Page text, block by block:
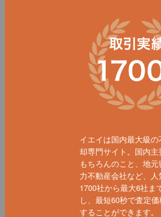
イエイは国内最大級の
却専門サイト。国内主
もちろんのこと、地
力不動産会社など、人
1700社から最大6社ま
し、最短60秒で査定
することができます。